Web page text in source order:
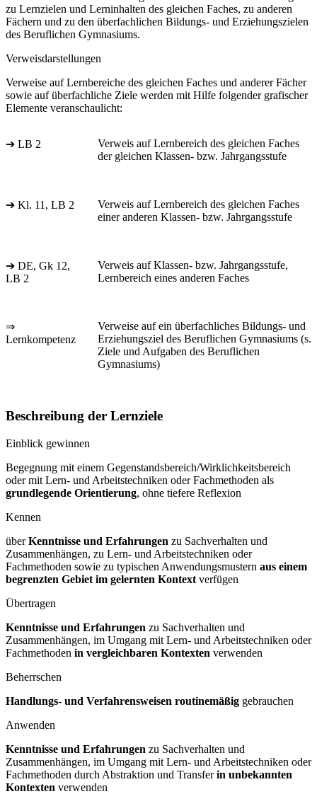
zu Lernzielen und Lerninhalten des gleichen Faches, zu anderen
Fächern und zu den überfachlichen Bildungs- und Erziehungszielen
des Beruflichen Gymnasiums.
Verweisdarstellungen
Verweise auf Lernbereiche des gleichen Faches und anderer Fächer
sowie auf überfachliche Ziele werden mit Hilfe folgender grafischer
Elemente veranschaulicht:
➔ LB 2
Verweis auf Lernbereich des gleichen Faches
der gleichen Klassen- bzw. Jahrgangsstufe
➔ Kl. 11, LB 2
Verweis auf Lernbereich des gleichen Faches
einer anderen Klassen- bzw. Jahrgangsstufe
➔ DE, Gk 12,
LB 2
Verweis auf Klassen- bzw. Jahrgangsstufe,
Lernbereich eines anderen Faches
⇒
Lernkompetenz
Verweise auf ein überfachliches Bildungs- und
Erziehungsziel des Beruflichen Gymnasiums (s.
Ziele und Aufgaben des Beruflichen
Gymnasiums)
Beschreibung der Lernziele
Einblick gewinnen
Begegnung mit einem Gegenstandsbereich/Wirklichkeitsbereich
oder mit Lern- und Arbeitstechniken oder Fachmethoden als
grundlegende Orientierung, ohne tiefere Reflexion
Kennen
überKenntnisse und Erfahrungen zu Sachverhalten und
Zusammenhängen, zu Lern- und Arbeitstechniken oder
Fachmethoden sowie zu typischen Anwendungsmustern aus einem
begrenzten Gebiet im gelernten Kontext verfügen
Übertragen
Kenntnisse und Erfahrungen zu Sachverhalten und
Zusammenhängen, im Umgang mit Lern- und Arbeitstechniken oder
Fachmethoden in vergleichbaren Kontexten verwenden
Beherrschen
Handlungs- und Verfahrensweisen routinemäßig gebrauchen
Anwenden
Kenntnisse und Erfahrungen zu Sachverhalten und
Zusammenhängen, im Umgang mit Lern- und Arbeitstechniken oder
Fachmethoden durch Abstraktion und Transferin unbekannten
Kontexten verwenden